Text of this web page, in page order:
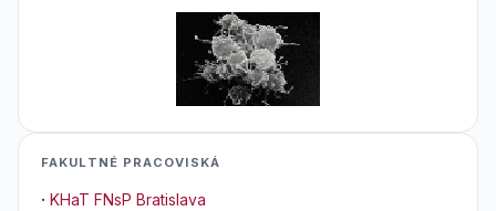
FAKULTNÉ PRACOVISKÁ
· KHaT FNsP Bratislava